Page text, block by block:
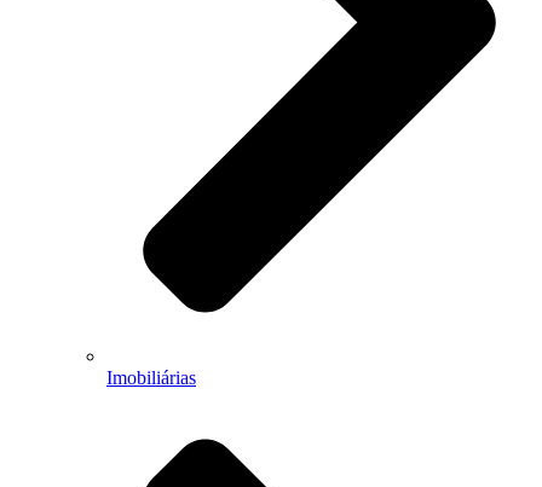
Imobiliárias